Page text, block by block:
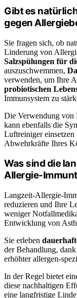
Gibt es
gegen
Sie fragen sich, ob
Linderung von
Salzspülungen für
auszuschwemmen,
verwenden, um Ihre
probiotischen
Immunsystem zu
Die Verwendung von
kann ebenfalls die
Luftreiniger
Abwehrkräfte Ihres
Was sind die
Allergie-
Langzeit-Allergie-
reduzieren und Ihre
weniger
Entwicklung von
Sie erleben
der Behandlung,
erhöhter allergen-
In der Regel bietet
diese nachhaltigen
eine langfristige